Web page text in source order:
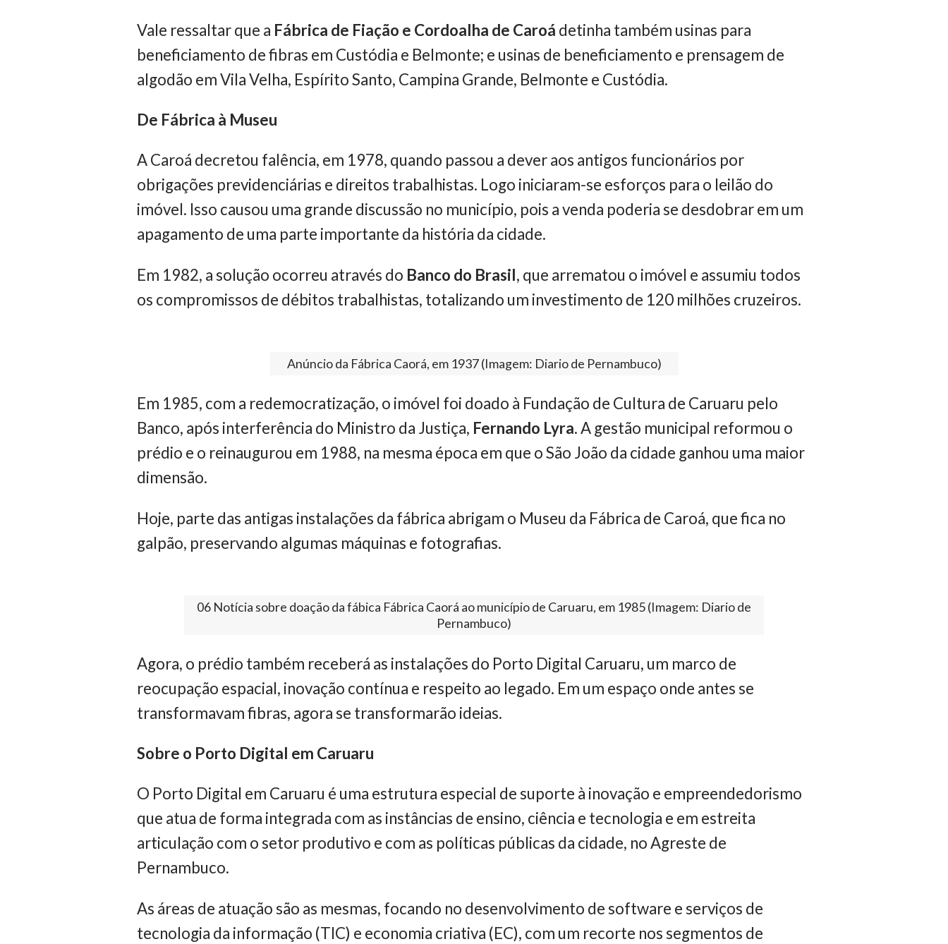
Vale ressaltar que a Fábrica de Fiação e Cordoalha de Caroá detinha também usinas para
beneficiamento de fibras em Custódia e Belmonte; e usinas de beneficiamento e prensagem de
algodão em Vila Velha, Espírito Santo, Campina Grande, Belmonte e Custódia.
De Fábrica à Museu
A Caroá decretou falência, em 1978, quando passou a dever aos antigos funcionários por
obrigações previdenciárias e direitos trabalhistas. Logo iniciaram-se esforços para o leilão do
imóvel. Isso causou uma grande discussão no município, pois a venda poderia se desdobrar em um
apagamento de uma parte importante da história da cidade.
Em 1982, a solução ocorreu através do Banco do Brasil, que arrematou o imóvel e assumiu todos
os compromissos de débitos trabalhistas, totalizando um investimento de 120 milhões cruzeiros.
Anúncio da Fábrica Caorá, em 1937 (Imagem: Diario de Pernambuco)
Em 1985, com a redemocratização, o imóvel foi doado à Fundação de Cultura de Caruaru pelo
Banco, após interferência do Ministro da Justiça, Fernando Lyra. A gestão municipal reformou o
prédio e o reinaugurou em 1988, na mesma época em que o São João da cidade ganhou uma maior
dimensão.
Hoje, parte das antigas instalações da fábrica abrigam o Museu da Fábrica de Caroá, que fica no
galpão, preservando algumas máquinas e fotografias.
06 Notícia sobre doação da fábica Fábrica Caorá ao município de Caruaru, em 1985 (Imagem: Diario de
Pernambuco)
Agora, o prédio também receberá as instalações do Porto Digital Caruaru, um marco de
reocupação espacial, inovação contínua e respeito ao legado. Em um espaço onde antes se
transformavam fibras, agora se transformarão ideias.
Sobre o Porto Digital em Caruaru
O Porto Digital em Caruaru é uma estrutura especial de suporte à inovação e empreendedorismo
que atua de forma integrada com as instâncias de ensino, ciência e tecnologia e em estreita
articulação com o setor produtivo e com as políticas públicas da cidade, no Agreste de
Pernambuco.
As áreas de atuação são as mesmas, focando no desenvolvimento de software e serviços de
tecnologia da informação (TIC) e economia criativa (EC), com um recorte nos segmentos de